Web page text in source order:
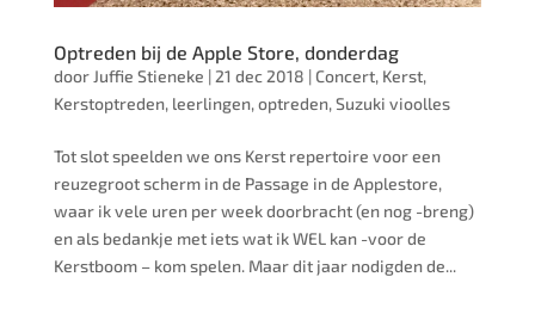
Optreden bij de Apple Store, donderdag
door Juffie Stieneke | 21 dec 2018 |Concert, Kerst,
Kerstoptreden, leerlingen,optreden,Suzuki vioolles
Tot slot speelden we ons Kerst repertoire voor een
reuzegroot scherm in de Passage in de Applestore,
waar ik vele uren per week doorbracht (en nog -breng)
en als bedankje met iets wat ik WEL kan -voor de
Kerstboom – kom spelen. Maar dit jaar nodigden de...